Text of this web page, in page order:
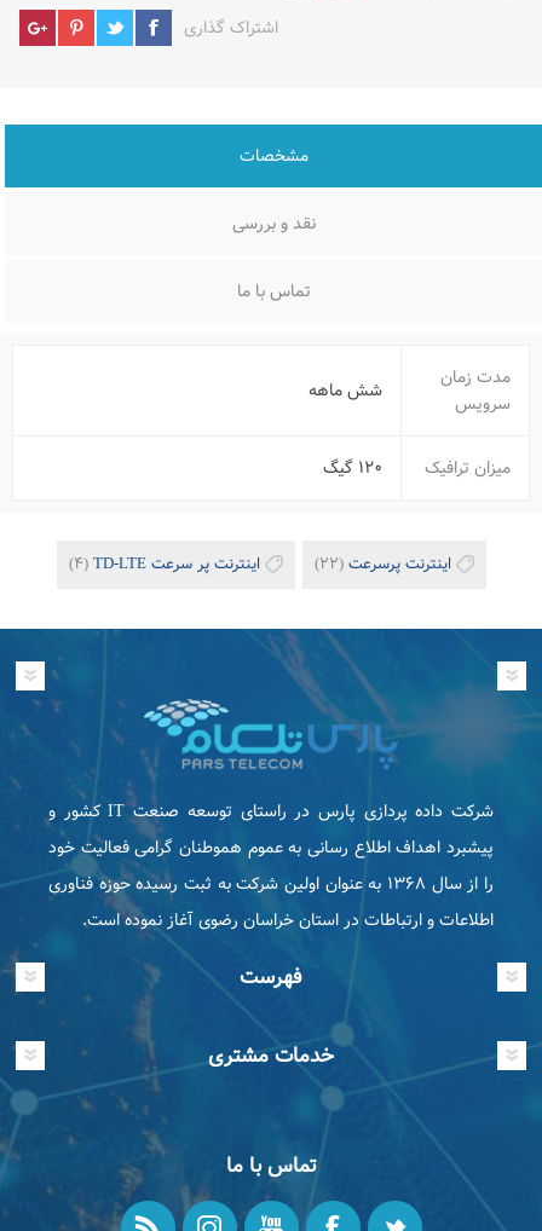
اشتراک گذاری
مشخصات
نقد و بررسی
تماس با ما
مدت زمان
سرویس
شش ماهه
میزان ترافیک ۱۲۰ گیگ
اینترنت پرسرعت (۲۲) اینترنت پر سرعت TD-LTE (۴)
شرکت داده پردازی پارس در راستای توسعه صنعت IT كشور و
پیشبرد اهداف اطلاع رسانی به عموم هموطنان گرامی فعاليت خود
را از سال ۱۳۶۸ به عنوان اولین شرکت به ثبت رسیده حوزه فناوری
اطلاعات و ارتباطات در استان خراسان رضوی آغاز نموده است.
فهرست
خدمات مشتری
تماس با ما